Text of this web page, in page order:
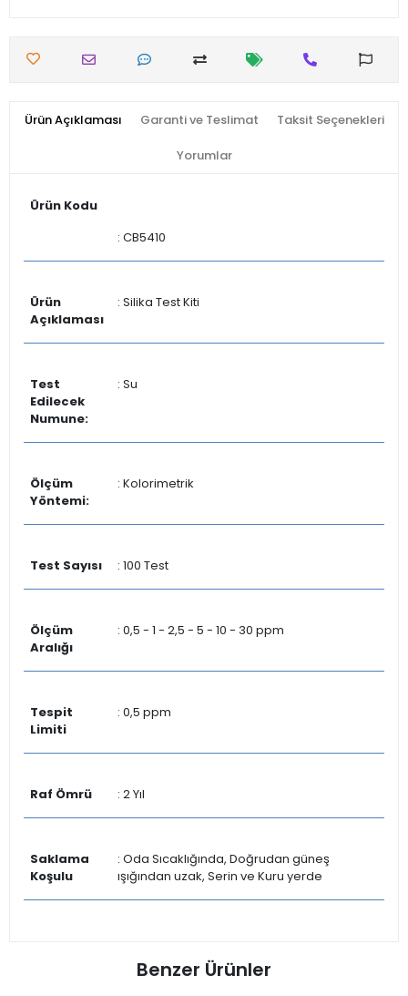
Ürün Açıklaması Garanti ve Teslimat Taksit Seçenekleri
Yorumlar
Ürün Kodu
: CB5410
Ürün
Açıklaması
: Silika Test Kiti
Test
Edilecek
Numune:
: Su
Ölçüm
Yöntemi:
: Kolorimetrik
Test Sayısı : 100 Test
Ölçüm
Aralığı
: 0,5 - 1 - 2,5 - 5 - 10 - 30 ppm
Tespit
Limiti
: 0,5 ppm
Raf Ömrü : 2 Yıl
Saklama
Koşulu
: Oda Sıcaklığında, Doğrudan güneş
ışığından uzak, Serin ve Kuru yerde
Benzer Ürünler